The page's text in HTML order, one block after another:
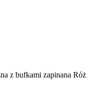
z bufkami zapinana Róż